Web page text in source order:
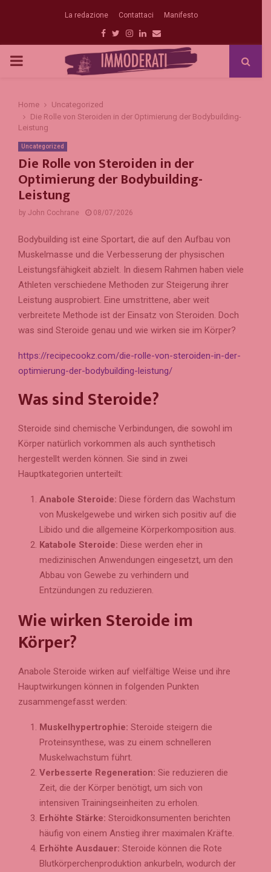
La redazione Contattaci Manifesto
Facebook
Twitter
Instagram
Linkedin
Email
PRIMARY
Home
Uncategorized
Die Rolle von Steroiden in der Optimierung der Bodybuilding-
Leistung
Uncategorized
Die Rolle von Steroiden in der
Optimierung der Bodybuilding-
Leistung
by John Cochrane 08/07/2026
Bodybuilding ist eine Sportart, die auf den Aufbau von
Muskelmasse und die Verbesserung der physischen
Leistungsfähigkeit abzielt. In diesem Rahmen haben viele
Athleten verschiedene Methoden zur Steigerung ihrer
Leistung ausprobiert. Eine umstrittene, aber weit
verbreitete Methode ist der Einsatz von Steroiden. Doch
was sind Steroide genau und wie wirken sie im Körper?
https://recipecookz.com/die-rolle-von-steroiden-in-der-
optimierung-der-bodybuilding-leistung/
Was sind Steroide?
Steroide sind chemische Verbindungen, die sowohl im
Körper natürlich vorkommen als auch synthetisch
hergestellt werden können. Sie sind in zwei
Hauptkategorien unterteilt:
Anabole Steroide: Diese fördern das Wachstum
von Muskelgewebe und wirken sich positiv auf die
Libido und die allgemeine Körperkomposition aus.
Katabole Steroide: Diese werden eher in
medizinischen Anwendungen eingesetzt, um den
Abbau von Gewebe zu verhindern und
Entzündungen zu reduzieren.
Wie wirken Steroide im
Körper?
Anabole Steroide wirken auf vielfältige Weise und ihre
Hauptwirkungen können in folgenden Punkten
zusammengefasst werden:
Muskelhypertrophie: Steroide steigern die
Proteinsynthese, was zu einem schnelleren
Muskelwachstum führt.
Verbesserte Regeneration: Sie reduzieren die
Zeit, die der Körper benötigt, um sich von
intensiven Trainingseinheiten zu erholen.
Erhöhte Stärke: Steroidkonsumenten berichten
häufig von einem Anstieg ihrer maximalen Kräfte.
Erhöhte Ausdauer: Steroide können die Rote
Blutkörperchenproduktion ankurbeln, wodurch der